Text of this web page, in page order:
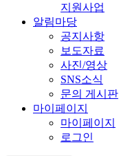
지원사업
알림마당
공지사항
보도자료
사진/영상
SNS소식
문의 게시판
마이페이지
마이페이지
로그인